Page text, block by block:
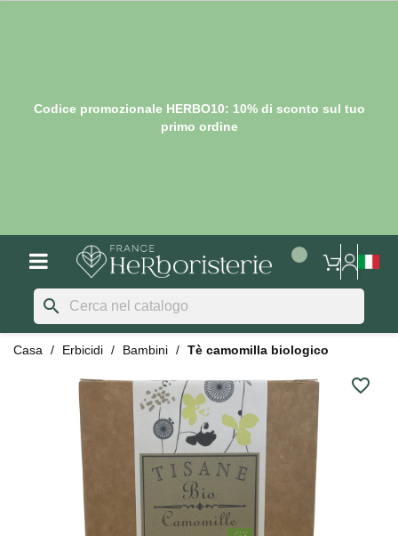
Codice promozionale HERBO10: 10% di sconto sul tuo
primo ordine
search
Casa Erbicidi Bambini Tè camomilla biologico
favorite_border